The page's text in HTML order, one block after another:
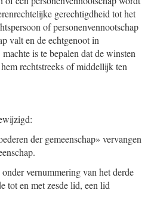
gerechtigdheid tot het
of personenvennootschap
valt en de echtgenoot in
is te bepalen dat de winsten
rechtstreeks of middellijk ten
der gemeenschap» vervangen
vernummering van het derde
tot en met zesde lid, een lid